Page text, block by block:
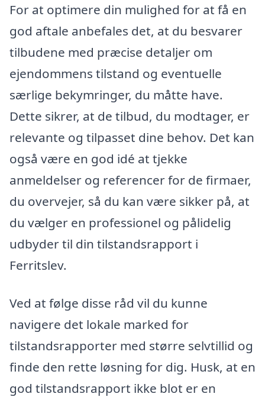
For at optimere din mulighed for at få en
god aftale anbefales det, at du besvarer
tilbudene med præcise detaljer om
ejendommens tilstand og eventuelle
særlige bekymringer, du måtte have.
Dette sikrer, at de tilbud, du modtager, er
relevante og tilpasset dine behov. Det kan
også være en god idé at tjekke
anmeldelser og referencer for de firmaer,
du overvejer, så du kan være sikker på, at
du vælger en professionel og pålidelig
udbyder til din tilstandsrapport i
Ferritslev.
Ved at følge disse råd vil du kunne
navigere det lokale marked for
tilstandsrapporter med større selvtillid og
finde den rette løsning for dig. Husk, at en
god tilstandsrapport ikke blot er en